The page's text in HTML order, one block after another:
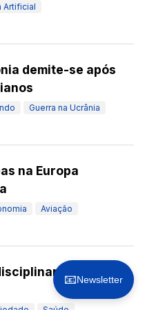
Artificial
demite-se após
Guerra na Ucrânia
na Europa
Aviação
após morte
📧Newsletter